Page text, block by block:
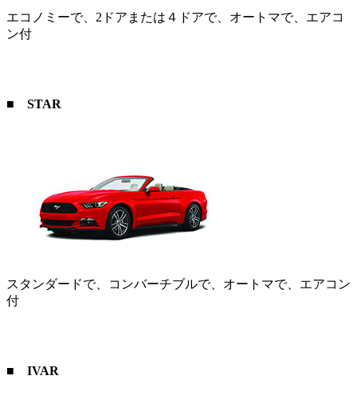
エコノミーで、2ドアまたは４ドアで、オートマで、エアコ
ン付
■ STAR
スタンダードで、コンバーチブルで、オートマで、エアコン
付
■ IVAR